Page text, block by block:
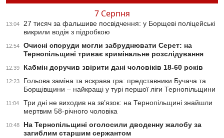
7 Серпня
13:04
27 тисяч за фальшиве посвідчення: у Борщеві поліцейські
викрили водія з підробкою
12:54
Очисні споруди могли забруднювати Серет: на
Тернопільщині триває кримінальне розслідування
12:39 Кабмін доручив звірити дані чоловіків 18-60 років
12:23
Гольова заміна та яскрава гра: представники Бучача та
Борщівщини – найкращі у турі першої ліги Тернопільщини
11:04
Три дні не виходив на зв’язок: на Тернопільщині знайшли
мертвим 58-річного чоловіка
10:48
На Тернопільщині оголосили дводенну жалобу за
загиблим старшим сержантом